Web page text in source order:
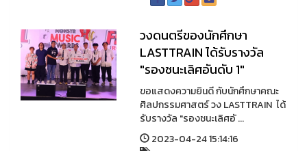
วงดนตรีของนักศึกษา
LASTTRAIN ได้รับรางวัล
"รองชนะเลิศอันดับ 1"
ขอแสดงความยินดี กับนักศึกษาคณะ
ศิลปกรรมศาสตร์ วง LASTTRAIN ได้
รับรางวัล "รองชนะเลิศอั ...
2023-04-24 15:14:16